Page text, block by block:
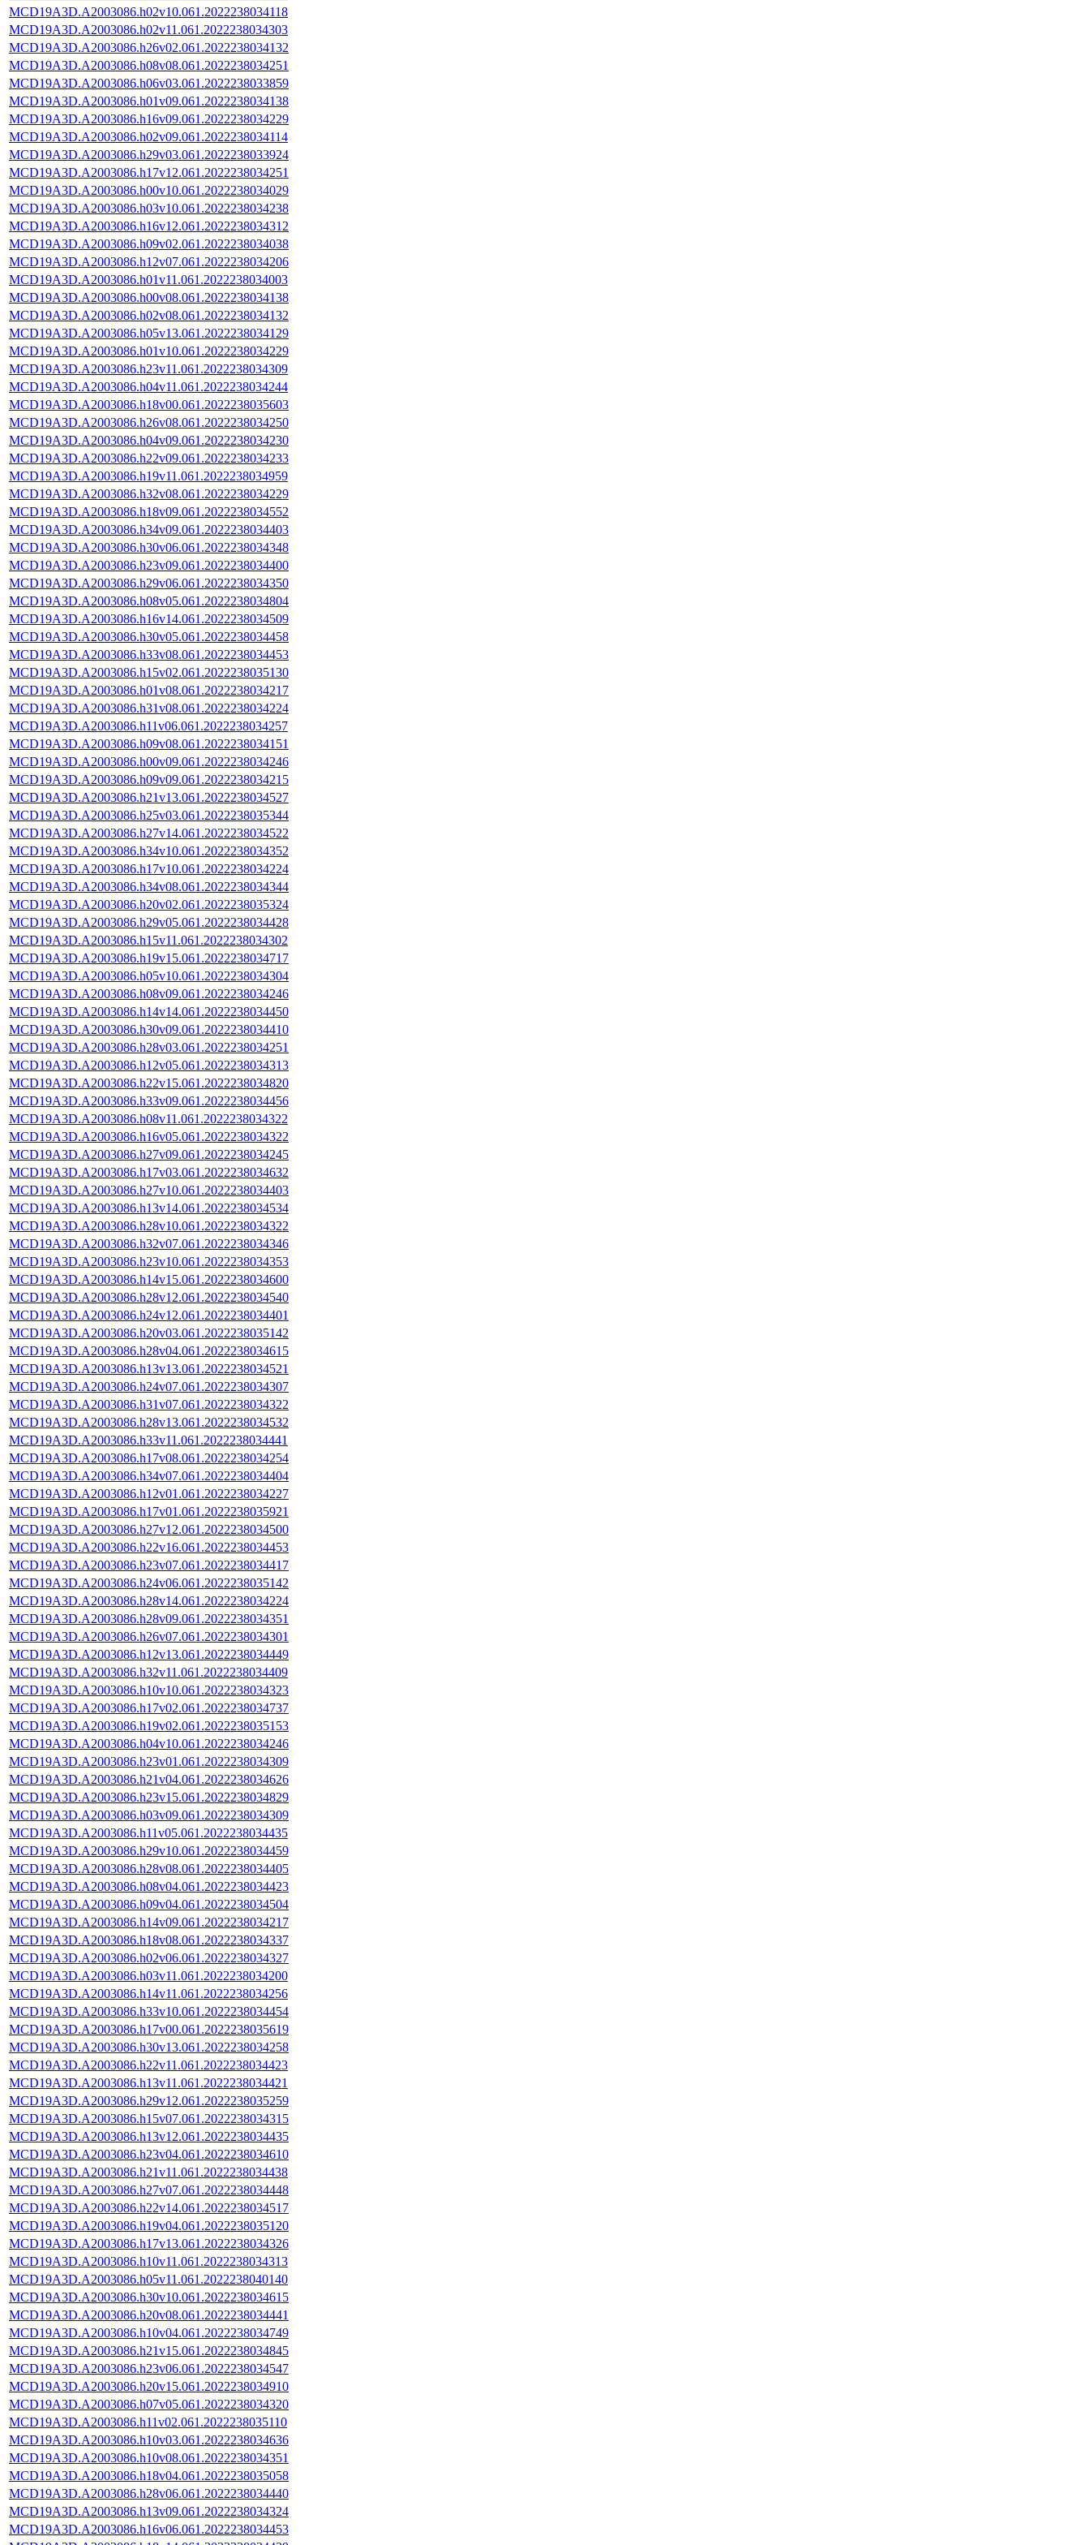
MCD19A3D.A2003086.h02v10.061.2022238034118
MCD19A3D.A2003086.h02v11.061.2022238034303
MCD19A3D.A2003086.h26v02.061.2022238034132
MCD19A3D.A2003086.h08v08.061.2022238034251
MCD19A3D.A2003086.h06v03.061.2022238033859
MCD19A3D.A2003086.h01v09.061.2022238034138
MCD19A3D.A2003086.h16v09.061.2022238034229
MCD19A3D.A2003086.h02v09.061.2022238034114
MCD19A3D.A2003086.h29v03.061.2022238033924
MCD19A3D.A2003086.h17v12.061.2022238034251
MCD19A3D.A2003086.h00v10.061.2022238034029
MCD19A3D.A2003086.h03v10.061.2022238034238
MCD19A3D.A2003086.h16v12.061.2022238034312
MCD19A3D.A2003086.h09v02.061.2022238034038
MCD19A3D.A2003086.h12v07.061.2022238034206
MCD19A3D.A2003086.h01v11.061.2022238034003
MCD19A3D.A2003086.h00v08.061.2022238034138
MCD19A3D.A2003086.h02v08.061.2022238034132
MCD19A3D.A2003086.h05v13.061.2022238034129
MCD19A3D.A2003086.h01v10.061.2022238034229
MCD19A3D.A2003086.h23v11.061.2022238034309
MCD19A3D.A2003086.h04v11.061.2022238034244
MCD19A3D.A2003086.h18v00.061.2022238035603
MCD19A3D.A2003086.h26v08.061.2022238034250
MCD19A3D.A2003086.h04v09.061.2022238034230
MCD19A3D.A2003086.h22v09.061.2022238034233
MCD19A3D.A2003086.h19v11.061.2022238034959
MCD19A3D.A2003086.h32v08.061.2022238034229
MCD19A3D.A2003086.h18v09.061.2022238034552
MCD19A3D.A2003086.h34v09.061.2022238034403
MCD19A3D.A2003086.h30v06.061.2022238034348
MCD19A3D.A2003086.h23v09.061.2022238034400
MCD19A3D.A2003086.h29v06.061.2022238034350
MCD19A3D.A2003086.h08v05.061.2022238034804
MCD19A3D.A2003086.h16v14.061.2022238034509
MCD19A3D.A2003086.h30v05.061.2022238034458
MCD19A3D.A2003086.h33v08.061.2022238034453
MCD19A3D.A2003086.h15v02.061.2022238035130
MCD19A3D.A2003086.h01v08.061.2022238034217
MCD19A3D.A2003086.h31v08.061.2022238034224
MCD19A3D.A2003086.h11v06.061.2022238034257
MCD19A3D.A2003086.h09v08.061.2022238034151
MCD19A3D.A2003086.h00v09.061.2022238034246
MCD19A3D.A2003086.h09v09.061.2022238034215
MCD19A3D.A2003086.h21v13.061.2022238034527
MCD19A3D.A2003086.h25v03.061.2022238035344
MCD19A3D.A2003086.h27v14.061.2022238034522
MCD19A3D.A2003086.h34v10.061.2022238034352
MCD19A3D.A2003086.h17v10.061.2022238034224
MCD19A3D.A2003086.h34v08.061.2022238034344
MCD19A3D.A2003086.h20v02.061.2022238035324
MCD19A3D.A2003086.h29v05.061.2022238034428
MCD19A3D.A2003086.h15v11.061.2022238034302
MCD19A3D.A2003086.h19v15.061.2022238034717
MCD19A3D.A2003086.h05v10.061.2022238034304
MCD19A3D.A2003086.h08v09.061.2022238034246
MCD19A3D.A2003086.h14v14.061.2022238034450
MCD19A3D.A2003086.h30v09.061.2022238034410
MCD19A3D.A2003086.h28v03.061.2022238034251
MCD19A3D.A2003086.h12v05.061.2022238034313
MCD19A3D.A2003086.h22v15.061.2022238034820
MCD19A3D.A2003086.h33v09.061.2022238034456
MCD19A3D.A2003086.h08v11.061.2022238034322
MCD19A3D.A2003086.h16v05.061.2022238034322
MCD19A3D.A2003086.h27v09.061.2022238034245
MCD19A3D.A2003086.h17v03.061.2022238034632
MCD19A3D.A2003086.h27v10.061.2022238034403
MCD19A3D.A2003086.h13v14.061.2022238034534
MCD19A3D.A2003086.h28v10.061.2022238034322
MCD19A3D.A2003086.h32v07.061.2022238034346
MCD19A3D.A2003086.h23v10.061.2022238034353
MCD19A3D.A2003086.h14v15.061.2022238034600
MCD19A3D.A2003086.h28v12.061.2022238034540
MCD19A3D.A2003086.h24v12.061.2022238034401
MCD19A3D.A2003086.h20v03.061.2022238035142
MCD19A3D.A2003086.h28v04.061.2022238034615
MCD19A3D.A2003086.h13v13.061.2022238034521
MCD19A3D.A2003086.h24v07.061.2022238034307
MCD19A3D.A2003086.h31v07.061.2022238034322
MCD19A3D.A2003086.h28v13.061.2022238034532
MCD19A3D.A2003086.h33v11.061.2022238034441
MCD19A3D.A2003086.h17v08.061.2022238034254
MCD19A3D.A2003086.h34v07.061.2022238034404
MCD19A3D.A2003086.h12v01.061.2022238034227
MCD19A3D.A2003086.h17v01.061.2022238035921
MCD19A3D.A2003086.h27v12.061.2022238034500
MCD19A3D.A2003086.h22v16.061.2022238034453
MCD19A3D.A2003086.h23v07.061.2022238034417
MCD19A3D.A2003086.h24v06.061.2022238035142
MCD19A3D.A2003086.h28v14.061.2022238034224
MCD19A3D.A2003086.h28v09.061.2022238034351
MCD19A3D.A2003086.h26v07.061.2022238034301
MCD19A3D.A2003086.h12v13.061.2022238034449
MCD19A3D.A2003086.h32v11.061.2022238034409
MCD19A3D.A2003086.h10v10.061.2022238034323
MCD19A3D.A2003086.h17v02.061.2022238034737
MCD19A3D.A2003086.h19v02.061.2022238035153
MCD19A3D.A2003086.h04v10.061.2022238034246
MCD19A3D.A2003086.h23v01.061.2022238034309
MCD19A3D.A2003086.h21v04.061.2022238034626
MCD19A3D.A2003086.h23v15.061.2022238034829
MCD19A3D.A2003086.h03v09.061.2022238034309
MCD19A3D.A2003086.h11v05.061.2022238034435
MCD19A3D.A2003086.h29v10.061.2022238034459
MCD19A3D.A2003086.h28v08.061.2022238034405
MCD19A3D.A2003086.h08v04.061.2022238034423
MCD19A3D.A2003086.h09v04.061.2022238034504
MCD19A3D.A2003086.h14v09.061.2022238034217
MCD19A3D.A2003086.h18v08.061.2022238034337
MCD19A3D.A2003086.h02v06.061.2022238034327
MCD19A3D.A2003086.h03v11.061.2022238034200
MCD19A3D.A2003086.h14v11.061.2022238034256
MCD19A3D.A2003086.h33v10.061.2022238034454
MCD19A3D.A2003086.h17v00.061.2022238035619
MCD19A3D.A2003086.h30v13.061.2022238034258
MCD19A3D.A2003086.h22v11.061.2022238034423
MCD19A3D.A2003086.h13v11.061.2022238034421
MCD19A3D.A2003086.h29v12.061.2022238035259
MCD19A3D.A2003086.h15v07.061.2022238034315
MCD19A3D.A2003086.h13v12.061.2022238034435
MCD19A3D.A2003086.h23v04.061.2022238034610
MCD19A3D.A2003086.h21v11.061.2022238034438
MCD19A3D.A2003086.h27v07.061.2022238034448
MCD19A3D.A2003086.h22v14.061.2022238034517
MCD19A3D.A2003086.h19v04.061.2022238035120
MCD19A3D.A2003086.h17v13.061.2022238034326
MCD19A3D.A2003086.h10v11.061.2022238034313
MCD19A3D.A2003086.h05v11.061.2022238040140
MCD19A3D.A2003086.h30v10.061.2022238034615
MCD19A3D.A2003086.h20v08.061.2022238034441
MCD19A3D.A2003086.h10v04.061.2022238034749
MCD19A3D.A2003086.h21v15.061.2022238034845
MCD19A3D.A2003086.h23v06.061.2022238034547
MCD19A3D.A2003086.h20v15.061.2022238034910
MCD19A3D.A2003086.h07v05.061.2022238034320
MCD19A3D.A2003086.h11v02.061.2022238035110
MCD19A3D.A2003086.h10v03.061.2022238034636
MCD19A3D.A2003086.h10v08.061.2022238034351
MCD19A3D.A2003086.h18v04.061.2022238035058
MCD19A3D.A2003086.h28v06.061.2022238034440
MCD19A3D.A2003086.h13v09.061.2022238034324
MCD19A3D.A2003086.h16v06.061.2022238034453